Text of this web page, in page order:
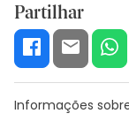
Partilhar
Informações